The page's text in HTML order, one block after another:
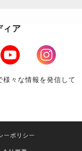
ィア
Youtube
Instagram
々な情報を発信して
ーポリシー